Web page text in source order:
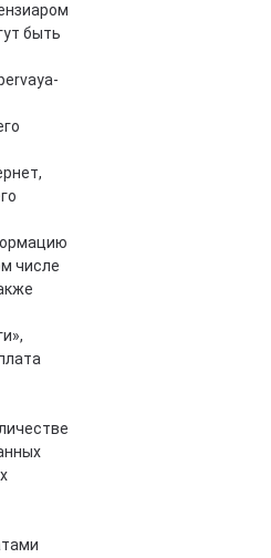
быть
числе